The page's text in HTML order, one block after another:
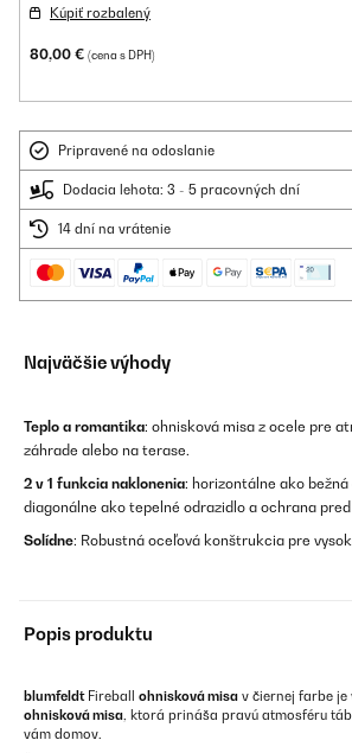
Kúpiť rozbalený
80,00 € (cena s DPH)
Pripravené na odoslanie
Dodacia lehota: 3 - 5 pracovných dní
14 dní na vrátenie
Najväčšie výhody
Teplo a romantika: ohnisková misa z ocele pre
záhrade alebo na terase.
2 v 1 funkcia naklonenia: horizontálne ako
diagonálne ako tepelné odrazidlo a ochrana
Solídne: Robustná oceľová konštrukcia pre
Popis produktu
blumfeldtFireball ohnisková misa v čiernej farbe
ohnisková misa, ktorá prináša pravú atmosféru
vám domov.